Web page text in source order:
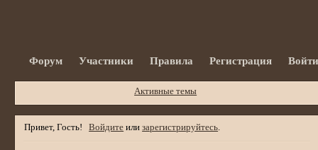
Форум Участники Правила Регистрация
Активные темы
Привет, Гость! Войдите илизарегистрируйтесь.